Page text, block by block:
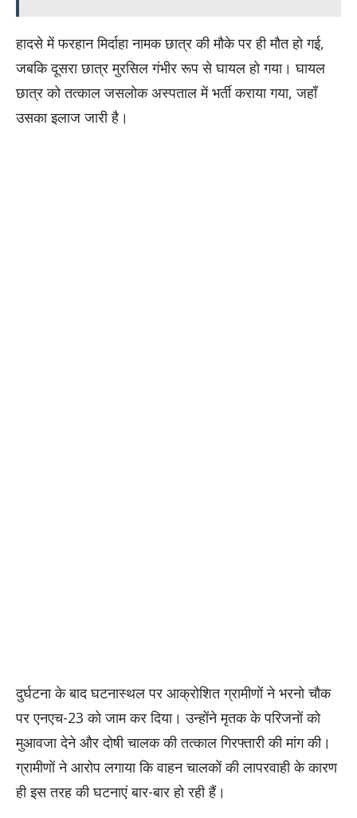
हादसे में फरहान मिर्दाहा नामक छात्र की मौके पर ही मौत हो गई,
जबकि दूसरा छात्र मुरसिल गंभीर रूप से घायल हो गया। घायल
छात्र को तत्काल जसलोक अस्पताल में भर्ती कराया गया, जहाँ
उसका इलाज जारी है।
दुर्घटना के बाद घटनास्थल पर आक्रोशित ग्रामीणों ने भरनो चौक
पर एनएच-23 को जाम कर दिया। उन्होंने मृतक के परिजनों को
मुआवजा देने और दोषी चालक की तत्काल गिरफ्तारी की मांग की।
ग्रामीणों ने आरोप लगाया कि वाहन चालकों की लापरवाही के कारण
ही इस तरह की घटनाएं बार-बार हो रही हैं।